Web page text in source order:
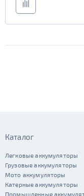
Каталог
Легковые аккумуляторы
Грузовые аккумуляторы
Мото аккумуляторы
Катерные аккумуляторы
Промышленные